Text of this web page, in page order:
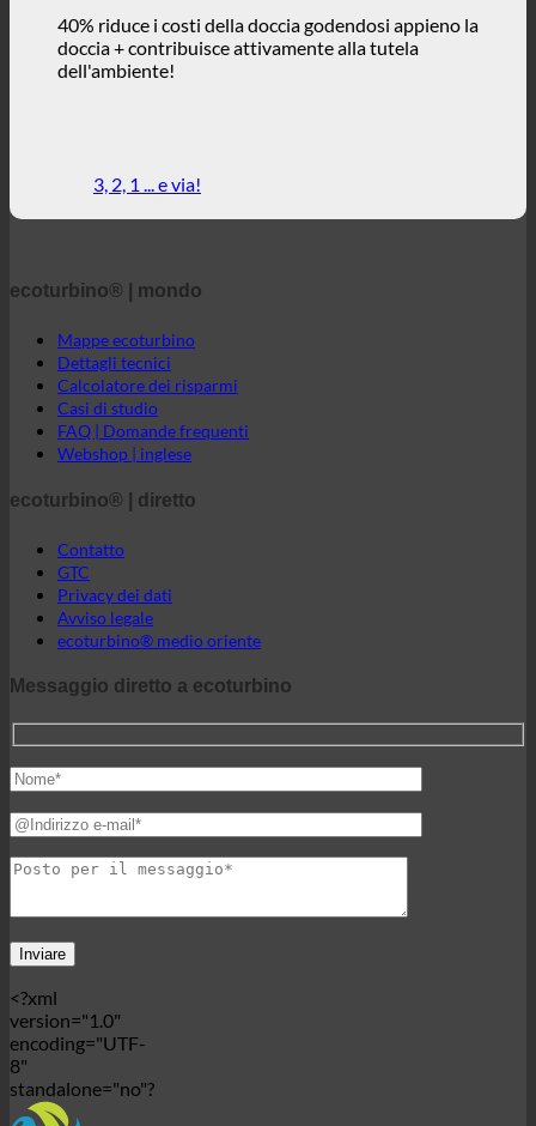
40% riduce i costi della doccia godendosi appieno la
doccia + contribuisce attivamente alla tutela
dell'ambiente!
3, 2, 1 ... e via!
ecoturbino® | mondo
Mappe ecoturbino
Dettagli tecnici
Calcolatore dei risparmi
Casi di studio
FAQ | Domande frequenti
Webshop | inglese
ecoturbino® | diretto
Contatto
GTC
Privacy dei dati
Avviso legale
ecoturbino® medio oriente
Messaggio diretto a ecoturbino
<?xml
version="1.0"
encoding="UTF-
8"
standalone="no"?